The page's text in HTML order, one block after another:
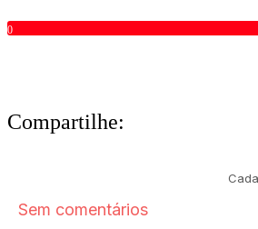
0
Compartilhe: